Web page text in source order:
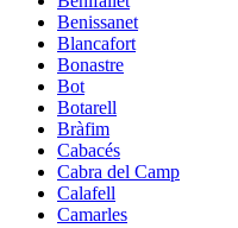
Benissanet
Blancafort
Bonastre
Bot
Botarell
Bràfim
Cabacés
Cabra del Camp
Calafell
Camarles